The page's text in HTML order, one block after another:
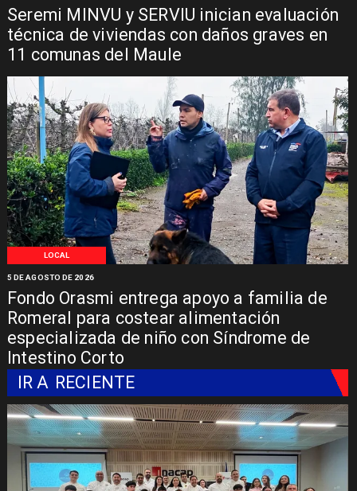
Seremi MINVU y SERVIU inician evaluación
técnica de viviendas con daños graves en
11 comunas del Maule
LOCAL
Fondo Orasmi entrega apoyo a familia de
Romeral para costear alimentación
especializada de niño con Síndrome de
Intestino Corto
5 DE AGOSTO DE 2026
IR A RECIENTE